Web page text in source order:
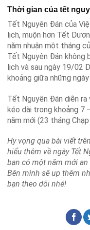
Thời gian của tết
Tết Nguyên Đán của
lịch, muộn hơn Tết
năm nhuận một tháng
Tết Nguyên Đán không
lịch và sau ngày 19/02
khoảng giữa những ngày
Tết Nguyên Đán diễn ra
kéo dài trong khoảng 7
năm mới (23 tháng
Hy vọng qua bài viết
hiểu thêm về ngày Tết
bạn có một năm mới
Bên mình sẽ up thêm
bạn theo dõi nhé!